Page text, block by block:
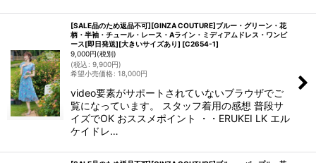
[SALE品のため返品不可][GINZA COUTURE]ブルー・グリーン・花
柄・半袖・チュール・レース・Aライン・ミディアムドレス・ワンピ
ース[即日発送][大きいサイズあり] [C2654-1]
9,000円(税別)
(税込: 9,900円)
希望小売価格: 18,000円
video要素がサポートされていないブラウザでご
覧になっています。 スタッフ着用の感想 普段サ
イズでOK おススメポイント ・・ERUKEI LK エル
ケイドレ…